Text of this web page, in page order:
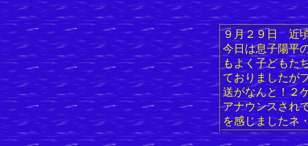
９月２９日 近
今日は息子陽平
もよく子どもた
ておりましたが
送がなんと！２
アナウンスされ
を感じましたネ